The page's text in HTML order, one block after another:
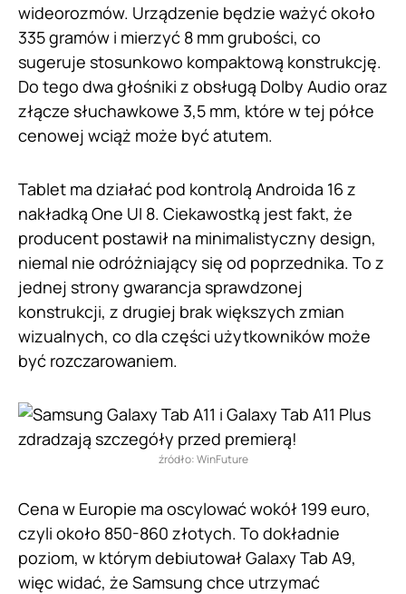
wideorozmów. Urządzenie będzie ważyć około
335 gramów i mierzyć 8 mm grubości, co
sugeruje stosunkowo kompaktową konstrukcję.
Do tego dwa głośniki z obsługą Dolby Audio oraz
złącze słuchawkowe 3,5 mm, które w tej półce
cenowej wciąż może być atutem.
Tablet ma działać pod kontrolą Androida 16 z
nakładką One UI 8. Ciekawostką jest fakt, że
producent postawił na minimalistyczny design,
niemal nie odróżniający się od poprzednika. To z
jednej strony gwarancja sprawdzonej
konstrukcji, z drugiej brak większych zmian
wizualnych, co dla części użytkowników może
być rozczarowaniem.
źródło: WinFuture
Cena w Europie ma oscylować wokół 199 euro,
czyli około 850-860 złotych. To dokładnie
poziom, w którym debiutował Galaxy Tab A9,
więc widać, że Samsung chce utrzymać